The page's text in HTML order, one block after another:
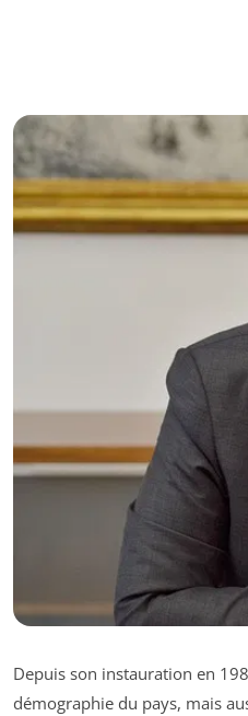
Depuis son instauration en
démographie du pays, mais